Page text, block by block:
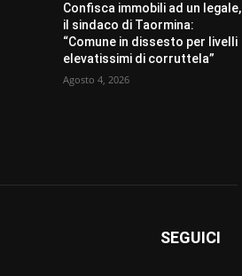
Confisca immobili ad un legale,
il sindaco di Taormina:
“Comune in dissesto per livelli
elevatissimi di corruttela”
Agosto 4, 2026
SEGUICI